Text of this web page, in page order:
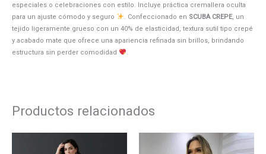
especiales o celebraciones con estilo. Incluye práctica cremallera oculta
para un ajuste cómodo y seguro
. Confeccionado en SCUBA CREPE, un
tejido ligeramente grueso con un 40% de elasticidad, textura sutil tipo crepé
y acabado mate que ofrece una apariencia refinada sin brillos, brindando
estructura sin perder comodidad
.
Productos relacionados